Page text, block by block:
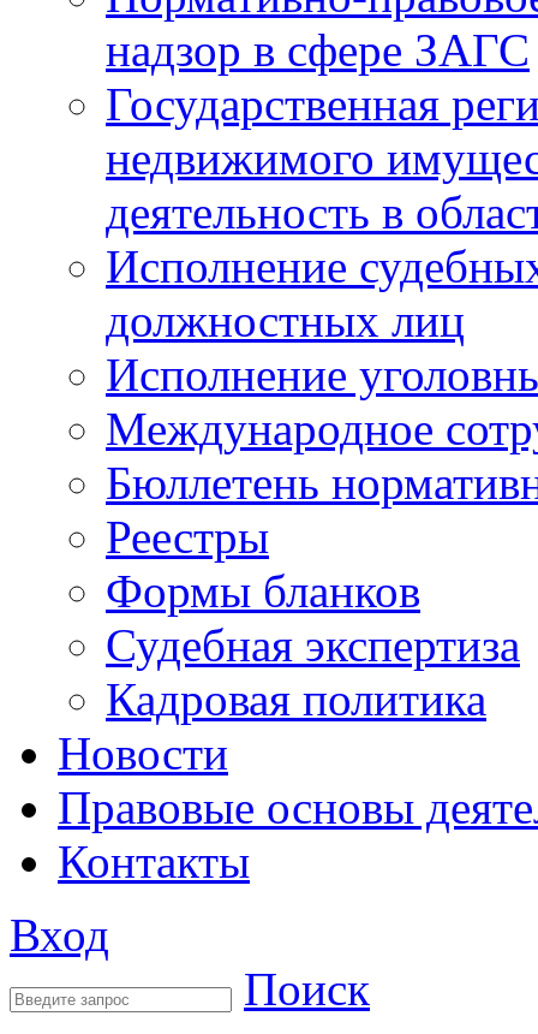
надзор в сфере ЗАГС
Государственная
недвижимого
деятельность в
Исполнение
должностных лиц
Исполнение
Международное
Бюллетень
Реестры
Формы бланков
Судебная экспертиза
Кадровая политика
Новости
Правовые основы
Контакты
Вход
Поиск